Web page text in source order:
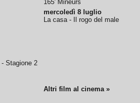
Stagione 2
165' Mineurs
mercoledì 8 luglio
La casa - Il rogo del male
Altri film al cinema »